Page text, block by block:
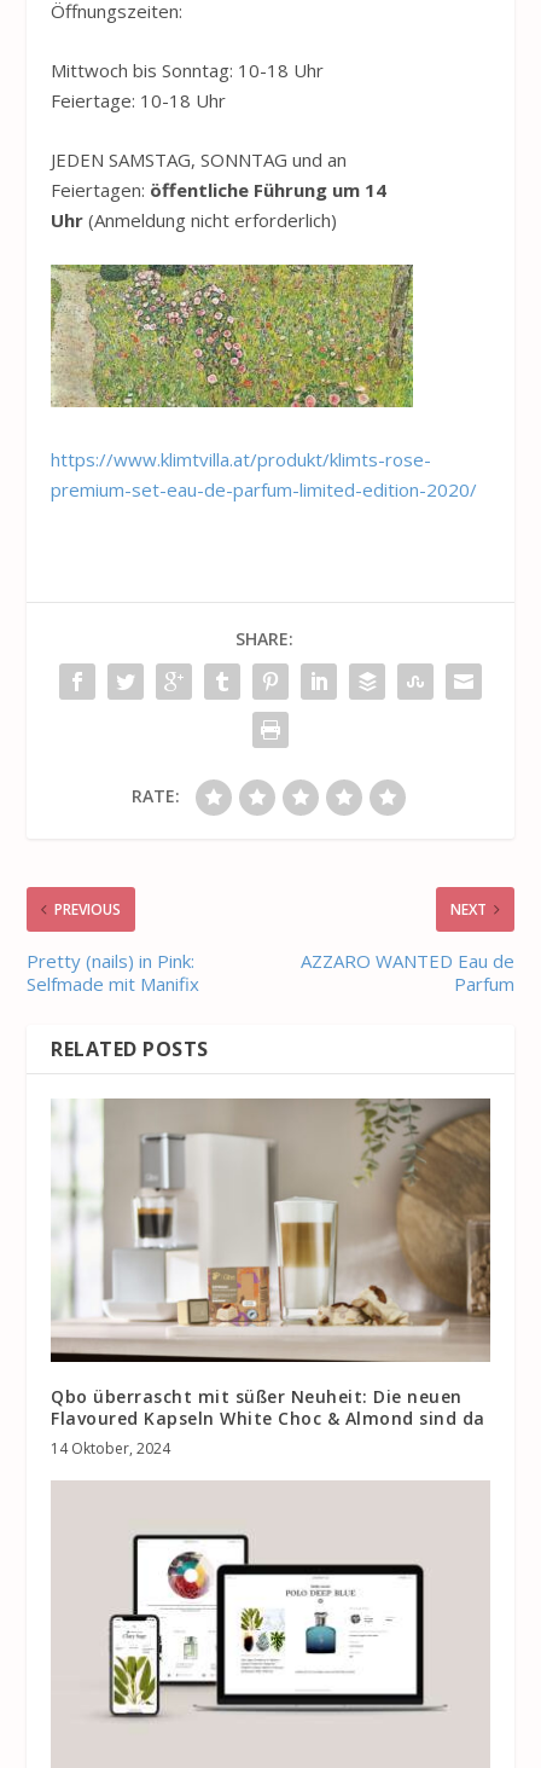
Öffnungszeiten:
Mittwoch bis Sonntag: 10-18 Uhr
Feiertage: 10-18 Uhr
JEDEN SAMSTAG, SONNTAG und an
Feiertagen: öffentliche Führung um 14
Uhr (Anmeldung nicht erforderlich)
https://www.klimtvilla.at/produkt/klimts-rose-
premium-set-eau-de-parfum-limited-edition-2020/
SHARE:
RATE:
PREVIOUS
Pretty (nails) in Pink:
Selfmade mit Manifix
NEXT
AZZARO WANTED Eau de
Parfum
RELATED POSTS
Qbo überrascht mit süßer Neuheit: Die neuen
Flavoured Kapseln White Choc & Almond sind da
14 Oktober, 2024